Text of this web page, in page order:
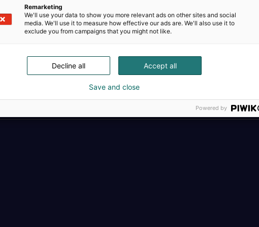
Täällä teollisuus,
Remarketing
We'll use your data to show you more relevant ads on other sites and social
media. We'll use it to measure how effective our ads are. We'll also use it to
exclude you from campaigns that you might not like.
Accept all
Decline all
Save and close
Powered by